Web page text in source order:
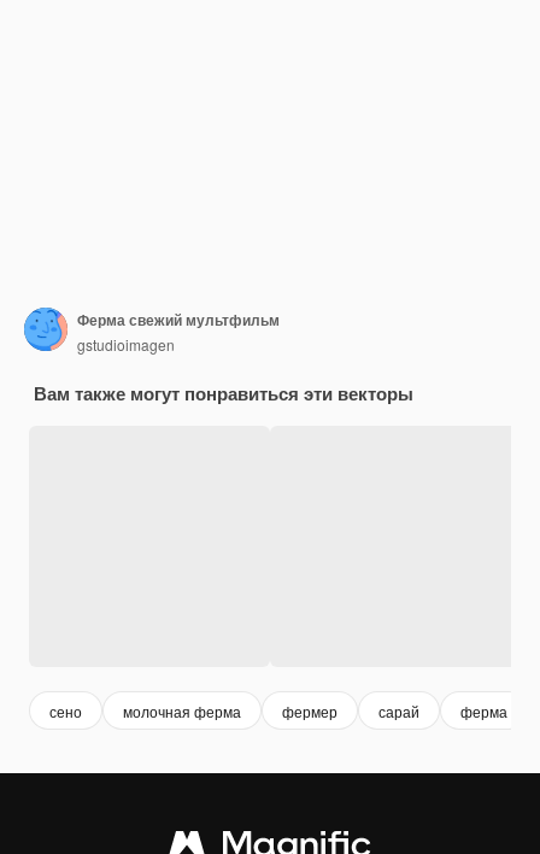
Ферма свежий мультфильм
gstudioimagen
Вам также могут понравиться эти векторы
сено молочная ферма фермер сарай ферма